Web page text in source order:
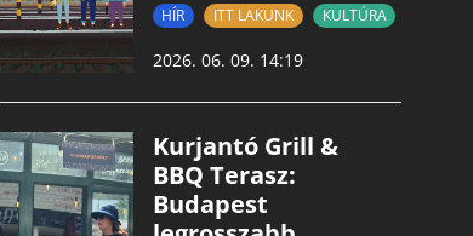
HÍR ITT LAKUNK KULTÚRA
2026. 06. 09. 14:19
Kurjantó Grill &
BBQ Terasz:
Budapest